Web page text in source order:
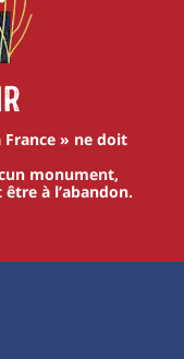
» ne doit
monument,
à l’abandon.